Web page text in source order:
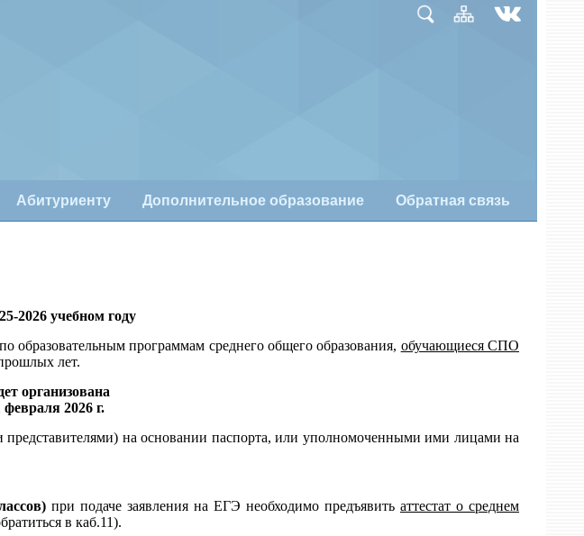
Абитуриенту Дополнительное образование Обратная связь
2026учебном году
образовательным программам среднего общего образования, обучающиеся СПО
лет.
организована
февраля 2026 г.
на основании паспорта, или уполномоченными ими лицами на
ов) при подаче заявления на ЕГЭ необходимо предъявить аттестат о среднем
в каб.11).